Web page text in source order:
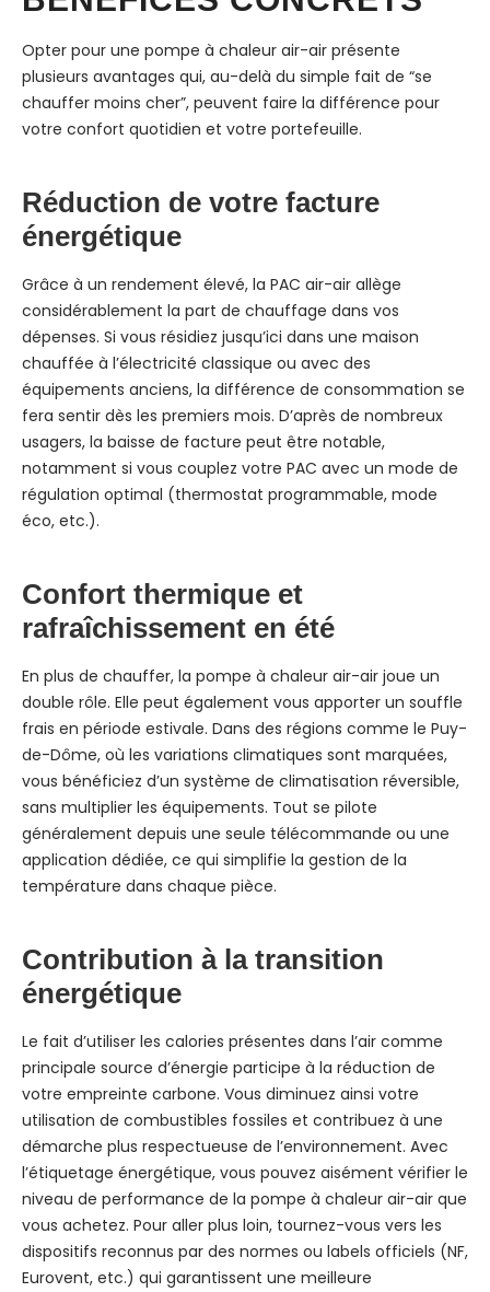
Opter pour une pompe à chaleur air-air présente
plusieurs avantages qui, au-delà du simple fait de “se
chauffer moins cher”, peuvent faire la différence pour
votre confort quotidien et votre portefeuille.
Réduction de votre facture
énergétique
Grâce à un rendement élevé, la PAC air-air allège
considérablement la part de chauffage dans vos
dépenses. Si vous résidiez jusqu’ici dans une maison
chauffée à l’électricité classique ou avec des
équipements anciens, la différence de consommation se
fera sentir dès les premiers mois. D’après de nombreux
usagers, la baisse de facture peut être notable,
notamment si vous couplez votre PAC avec un mode de
régulation optimal (thermostat programmable, mode
éco, etc.).
Confort thermique et
rafraîchissement en été
En plus de chauffer, la pompe à chaleur air-air joue un
double rôle. Elle peut également vous apporter un souffle
frais en période estivale. Dans des régions comme le Puy-
de-Dôme, où les variations climatiques sont marquées,
vous bénéficiez d’un système de climatisation réversible,
sans multiplier les équipements. Tout se pilote
généralement depuis une seule télécommande ou une
application dédiée, ce qui simplifie la gestion de la
température dans chaque pièce.
Contribution à la transition
énergétique
Le fait d’utiliser les calories présentes dans l’air comme
principale source d’énergie participe à la réduction de
votre empreinte carbone. Vous diminuez ainsi votre
utilisation de combustibles fossiles et contribuez à une
démarche plus respectueuse de l’environnement. Avec
l’étiquetage énergétique, vous pouvez aisément vérifier le
niveau de performance de la pompe à chaleur air-air que
vous achetez. Pour aller plus loin, tournez-vous vers les
dispositifs reconnus par des normes ou labels officiels (NF,
Eurovent, etc.) qui garantissent une meilleure